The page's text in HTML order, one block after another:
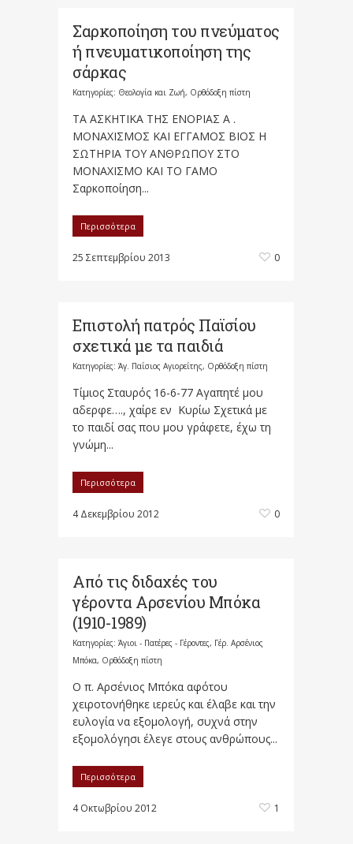
Σαρκοποίηση του πνεύματος
ή πνευματικοποίηση της
σάρκας
Κατηγορίες: Θεολογία και Ζωή, Ορθόδοξη πίστη
ΤΑ ΑΣΚΗΤΙΚΑ ΤΗΣ ΕΝΟΡΙΑΣ Α .
ΜΟΝΑΧΙΣΜΟΣ ΚΑΙ ΕΓΓΑΜΟΣ ΒΙΟΣ Η
ΣΩΤΗΡΙΑ ΤΟΥ ΑΝΘΡΩΠΟΥ ΣΤΟ
ΜΟΝΑΧΙΣΜΟ ΚΑΙ ΤΟ ΓΑΜΟ
Σαρκοποίηση...
Περισσότερα
25 Σεπτεμβρίου 2013 0
Επιστολή πατρός Παϊσίου
σχετικά με τα παιδιά
Κατηγορίες: Άγ. Παΐσιος Αγιορείτης, Ορθόδοξη πίστη
Τίμιος Σταυρός 16-6-77 Αγαπητέ μου
αδερφε…., χαίρε εν Κυρίω Σχετικά με
το παιδί σας που μου γράφετε, έχω τη
γνώμη...
Περισσότερα
4 Δεκεμβρίου 2012 0
Από τις διδαχές του
γέροντα Αρσενίου Μπόκα
(1910-1989)
Κατηγορίες: Άγιοι - Πατέρες - Γέροντες, Γέρ. Αρσένιος
Μπόκα, Ορθόδοξη πίστη
Ο π. Αρσένιος Μπόκα αφότου
χειροτονήθηκε ιερεύς και έλαβε και την
ευλογία να εξομολογή, συχνά στην
εξομολόγησι έλεγε στους ανθρώπους...
Περισσότερα
4 Οκτωβρίου 2012 1